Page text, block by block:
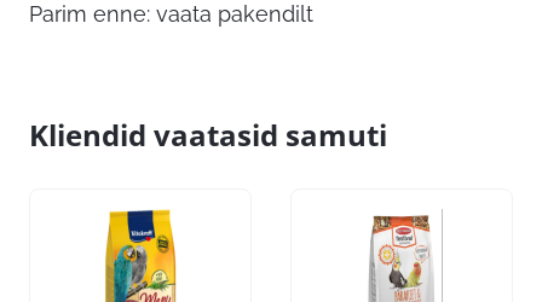
Parim enne: vaata pakendilt
Kliendid vaatasid samuti